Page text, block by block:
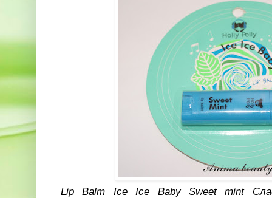
Lip Balm Ice Ice Baby Sweet mint